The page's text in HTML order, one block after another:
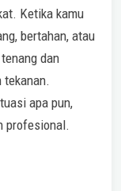
Ketika kamu
bertahan, atau
dan
tekanan.
apa pun,
profesional.